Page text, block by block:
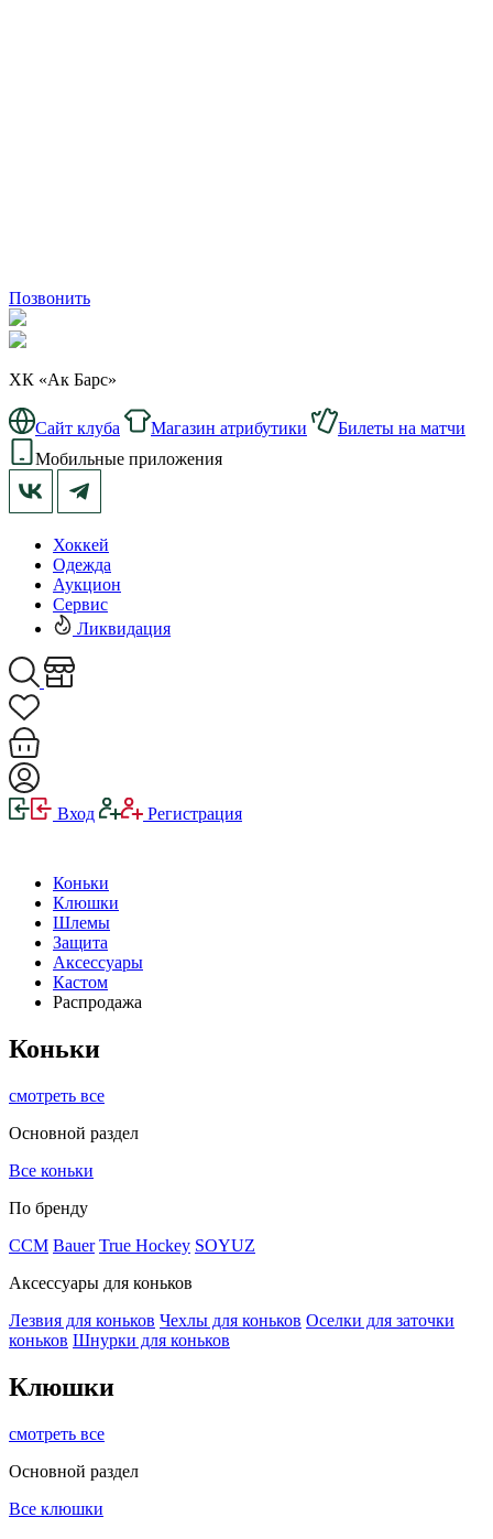
Позвонить
ХК «Ак Барс»
Сайт клуба Магазин атрибутики
Билеты на матчи
Мобильные приложения
Хоккей
Одежда
Аукцион
Сервис
Ликвидация
Вход Регистрация
Коньки
Клюшки
Шлемы
Защита
Аксессуары
Кастом
Распродажа
Коньки
смотреть все
Основной раздел
Все коньки
По бренду
ССМ Bauer True Hockey SOYUZ
Аксессуары для коньков
Лезвия для коньков Чехлы для коньков Оселки для заточки
коньков Шнурки для коньков
Клюшки
смотреть все
Основной раздел
Все клюшки